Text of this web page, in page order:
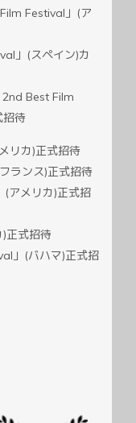
Festival」(ア
」(スペイン)カ
Best Film
招待
リカ)正式招待
ランス)正式招待
アメリカ)正式招
正式招待
」(バハマ)正式招